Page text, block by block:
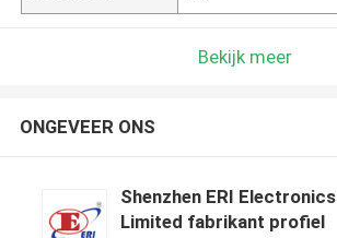
Bekijk meer
ONGEVEER ONS
Shenzhen ERI Electronics
Limited fabrikant profiel